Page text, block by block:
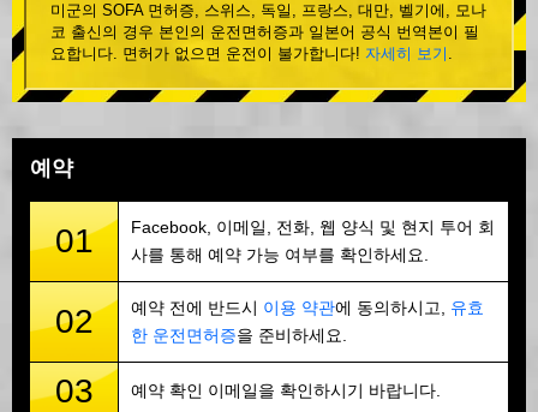
미군의 SOFA 면허증, 스위스, 독일, 프랑스, 대만, 벨기에, 모나
코 출신의 경우 본인의 운전면허증과 일본어 공식 번역본이 필
요합니다. 면허가 없으면 운전이 불가합니다! 자세히 보기 .
예약
01
Facebook, 이메일, 전화, 웹 양식 및 현지 투어 회
사를 통해 예약 가능 여부를 확인하세요.
02 예약 전에 반드시 이용 약관에 동의하시고, 유효
한 운전면허증을 준비하세요.
03 예약 확인 이메일을 확인하시기 바랍니다.